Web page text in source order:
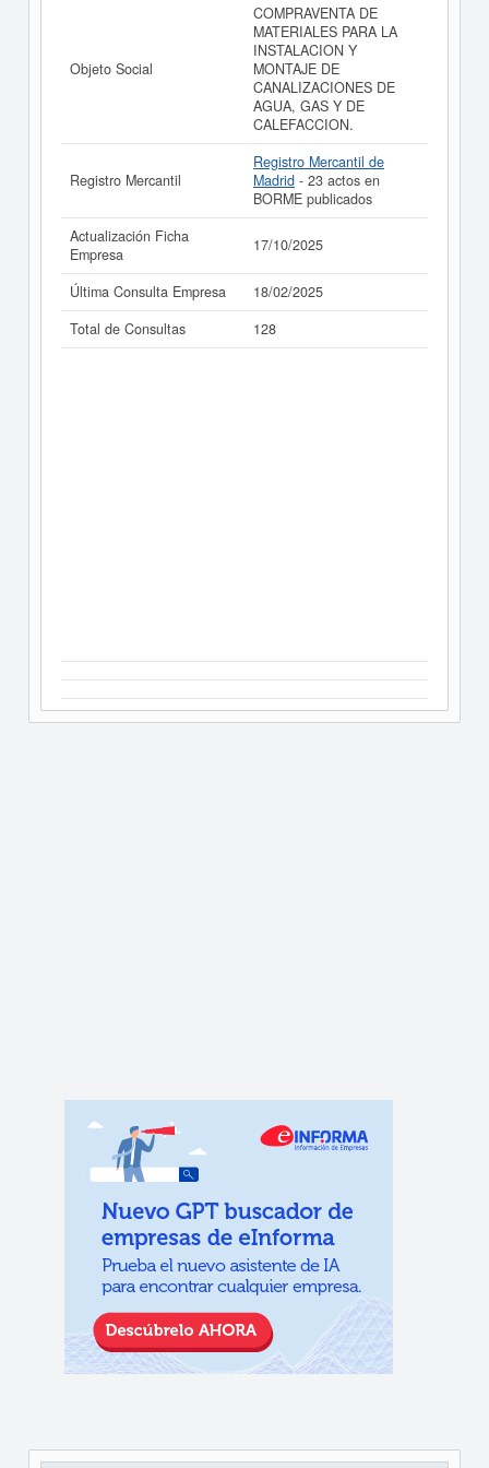
Objeto Social
COMPRAVENTA DE
MATERIALES PARA LA
INSTALACION Y
MONTAJE DE
CANALIZACIONES DE
AGUA, GAS Y DE
CALEFACCION.
Registro Mercantil
Registro Mercantil de
Madrid - 23 actos en
BORME publicados
Actualización Ficha
Empresa
17/10/2025
Última Consulta Empresa
18/02/2025
Total de Consultas
128